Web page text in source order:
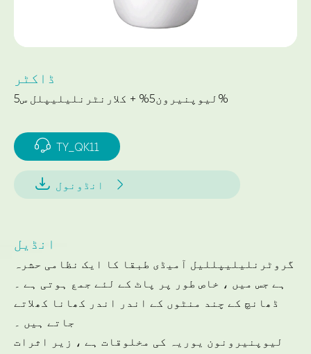
ڈاکٹر
لیوپنیرون5% + کلارنٹرنلیلیپلل س5%
 TY_QK11
 انڈونول 
انڈیل
گروٹرنلیلیپللیل آمیڈی طبقا کا ایک نظامی حشرہ
ہے جس میں ، خاص طور پر پاٹ کے لئے جمع ہوتی ہے ۔
ڈھانچ کے چند منٹوں کے اندر اندر کھانا کھلاتے
جاتے ہیں ۔
لیوپنیرونون یوریہ کی مخلوقات ہے ، زیر اثرات